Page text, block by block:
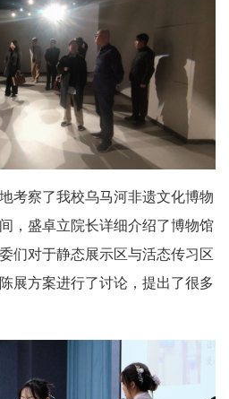
考察了我校乌马河非遗文化博物
，盛卓立院长详细介绍了博物馆
们对于静态展示区与活态传习区
展方案进行了讨论，提出了很多